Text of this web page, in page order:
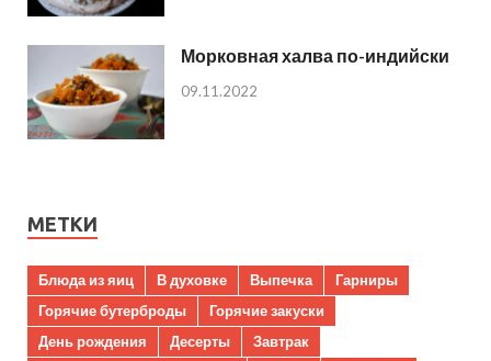
Морковная халва по-индийски
09.11.2022
МЕТКИ
Блюда из яиц В духовке Выпечка
Гарниры
Горячие бутерброды
Горячие закуски
День рождения
Десерты
Завтрак